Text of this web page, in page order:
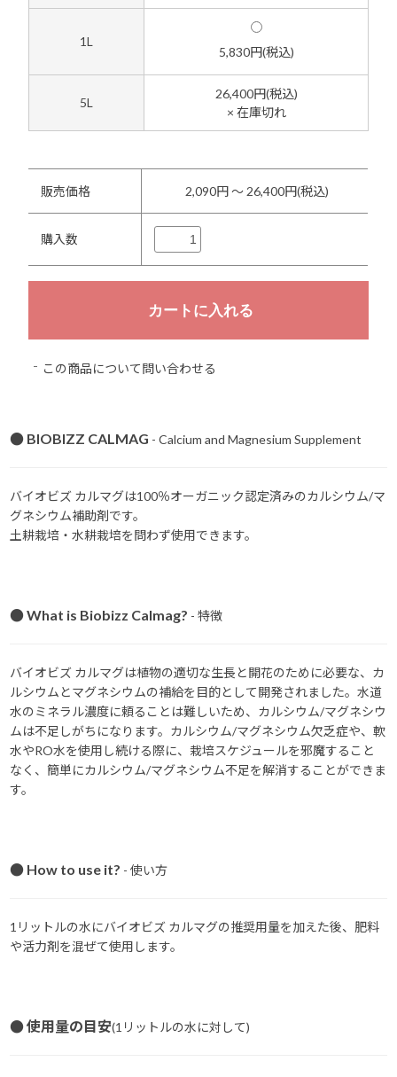
1L
5,830円(税込)
5L
26,400円(税込)
× 在庫切れ
販売価格 2,090円 ～ 26,400円(税込)
購入数
この商品について問い合わせる
● BIOBIZZ CALMAG - Calcium and Magnesium Supplement
バイオビズ カルマグは100％オーガニック認定済みのカルシウム/マ
グネシウム補助剤です。
土耕栽培・水耕栽培を問わず使用できます。
● What is Biobizz Calmag? - 特徴
バイオビズ カルマグは植物の適切な生長と開花のために必要な、カ
ルシウムとマグネシウムの補給を目的として開発されました。水道
水のミネラル濃度に頼ることは難しいため、カルシウム/マグネシウ
ムは不足しがちになります。カルシウム/マグネシウム欠乏症や、軟
水やRO水を使用し続ける際に、栽培スケジュールを邪魔すること
なく、簡単にカルシウム/マグネシウム不足を解消することができま
す。
● How to use it? - 使い方
1リットルの水にバイオビズ カルマグの推奨用量を加えた後、肥料
や活力剤を混ぜて使用します。
● 使用量の目安(1リットルの水に対して)